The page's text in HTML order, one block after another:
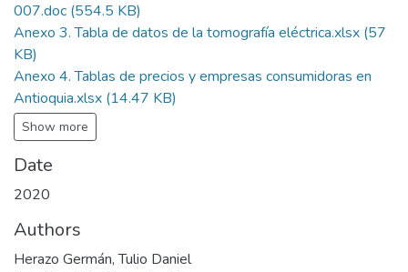
007.doc (554.5 KB)
Anexo 3. Tabla de datos de la tomografía eléctrica.xlsx (57
KB)
Anexo 4. Tablas de precios y empresas consumidoras en
Antioquia.xlsx (14.47 KB)
Show more
Date
2020
Authors
Herazo Germán, Tulio Daniel